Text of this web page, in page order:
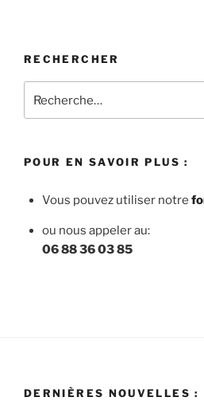
RECHERCHER
pour
POUR EN SAVOIR PLUS :
Vous pouvez utiliser notre f
ou nous appeler au:
06 88 36 03 85
DERNIÈRES NOUVELLES :